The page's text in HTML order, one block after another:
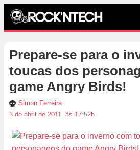
Prepare-se para o
toucas dos
game Angry Birds!
Simon Ferreira
3 de abril de 2011, às 17:52h